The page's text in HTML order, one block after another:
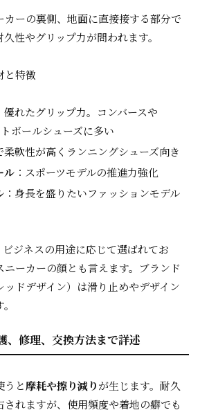
カーの裏側、地面に直接接する部分で
性やグリップ力が問われます。
と特徴
優れたグリップ力。コンバースや
ボールシューズに多い
柔軟性が高くランニングシューズ向き
ル ：スポーツモデルの推進力強化
：身長を盛りたいファッションモデル
ビジネスの用途に応じて選ばれてお
ニーカーの顔とも言えます。ブランド
ッドデザイン）は滑り止めやデザイン
、修理、交換方法まで詳述
うと摩耗や擦り減りが生じます。耐久
れますが、使用頻度や着地の癖でも